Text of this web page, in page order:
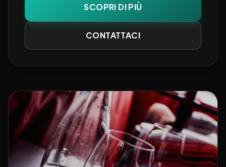
SCOPRI DI PIÙ
CONTATTACI